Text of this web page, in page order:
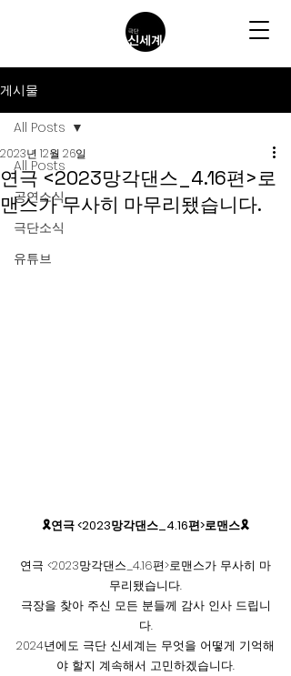
게시물
All Posts
공연소식
극단소식
유튜브
All Posts
연극 <2023망각댄스_4.16편>로
맨스가 무사히 마무리됐습니다.
2023년 12월 26일
🎗연극 <2023망각댄스_4.16편>로맨스🎗
연극 <2023망각댄스_4.16편>로맨스가 무사히 마
무리됐습니다.
극장을 찾아 주신 모든 분들께 감사 인사 드립니
다.
2024년에도 극단 신세계는 무엇을 어떻게 기억해
야 할지 계속해서 고민하겠습니다.